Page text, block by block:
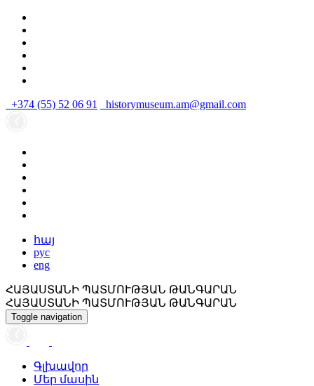
+374 (55) 52 06 91 historymuseum.am@gmail.com
հայ
рус
eng
ՀԱՅԱՍՏԱՆԻ ՊԱՏՄՈՒԹՅԱՆ ԹԱՆԳԱՐԱՆ
ՀԱՅԱՍՏԱՆԻ ՊԱՏՄՈՒԹՅԱՆ ԹԱՆԳԱՐԱՆ
Toggle navigation
Գլխավոր
Մեր մասին